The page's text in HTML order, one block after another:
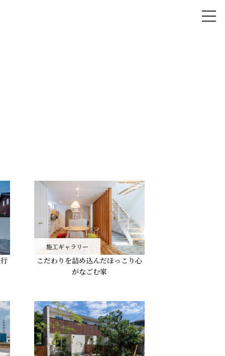
施工ギャラリー
こだわりを詰め込んだほっこり心
がなごむ家